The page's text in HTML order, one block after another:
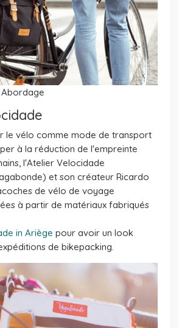
le vélo comme mode de transport
à la réduction de l'empreinte
l'Atelier Velocidade
et son créateur Ricardo
de vélo de voyage
à partir de matériaux fabriqués
in Ariège pour avoir un look
de bikepacking.